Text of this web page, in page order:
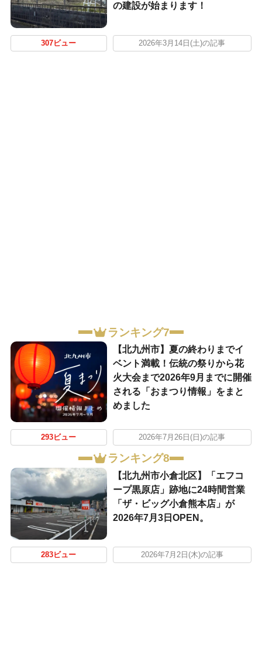
の建設が始まります！
307ビュー 2026年3月14日(土)の記事
ランキング7
【北九州市】夏の終わりまでイ
ベント満載！伝統の祭りから花
火大会まで2026年9月までに開催
される「おまつり情報」をまと
めました
293ビュー 2026年7月26日(日)の記事
ランキング8
【北九州市小倉北区】「エフコ
ープ黒原店」跡地に24時間営業
「ザ・ビッグ小倉熊本店」が
2026年7月3日OPEN。
283ビュー 2026年7月2日(木)の記事